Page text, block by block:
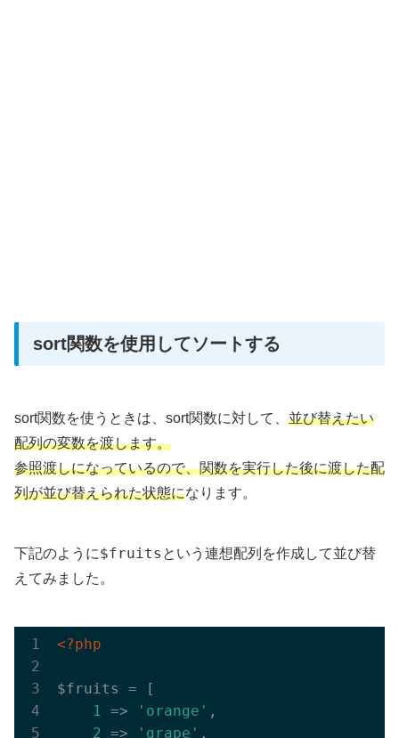
sort関数を使用してソートする
sort関数を使うときは、sort関数に対して、 並び替えたい
配列の変数を渡します。
参照渡しになっているので、関数を実行した後に渡した配
列が並び替えられた状態になります。
下記のように$fruits という連想配列を作成して並び替
えてみました。
<?php
$fruits = [
1
=> 'orange' ,
2
=> 'grape' ,